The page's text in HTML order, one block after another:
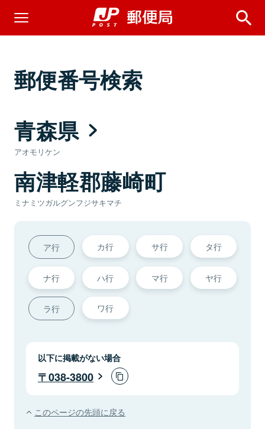
郵便番号検索
青森県
アオモリケン
南津軽郡藤崎町
ミナミツガルグンフジサキマチ
ア行 カ行 サ行 タ行
ナ行 ハ行 マ行 ヤ行
ラ行 ワ行
以下に掲載がない場合
038-3800
このページの先頭に戻る